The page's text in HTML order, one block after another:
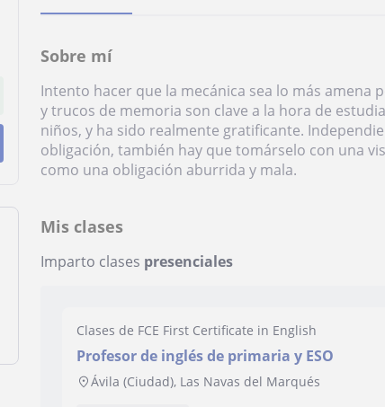
Sobre mí
Intento hacer que la mecánica sea lo más amena
y trucos de memoria son clave a la hora de
niños, y ha sido realmente gratificante.
obligación, también hay que tomárselo con una
como una obligación aburrida y mala.
Mis clases
Imparto clases presenciales
Clases de FCE First Certificate in English
Profesor de inglés de primaria y ESO
Ávila (Ciudad), Las Navas del Marqués